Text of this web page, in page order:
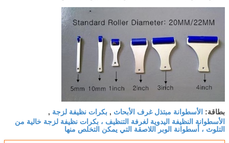
بطاقة: الأسطوانة مبتذل غرف الأبحاث , بكرات نظيفة لزجة ,
الأسطوانة النظيفة اليدوية لغرفة التنظيف ، بكرات نظيفة لزجة خالية من
التلوث ، أسطوانة الوبر اللاصقة التي يمكن التخلص منها